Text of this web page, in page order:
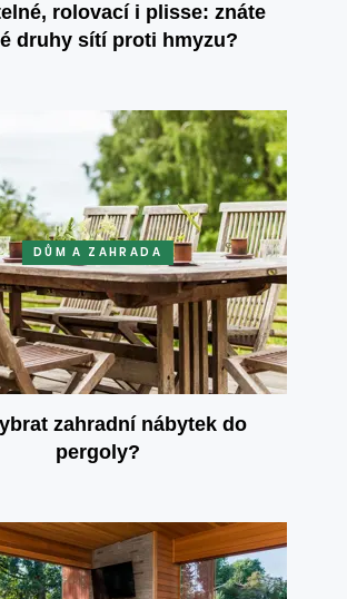
rolovací i plisse: znáte
druhy sítí proti hmyzu?
DŮM A ZAHRADA
zahradní nábytek do
pergoly?